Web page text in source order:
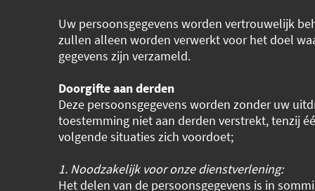
Uw persoonsgegevens worden vertrouwelijk
zullen alleen worden verwerkt voor het doel
gegevens zijn verzameld.
Doorgifte aan derden
Deze persoonsgegevens worden zonder uw
toestemming niet aan derden verstrekt, tenzij
volgende situaties zich voordoet;
1. Noodzakelijk voor onze dienstverlening:
Het delen van de persoonsgegevens is in